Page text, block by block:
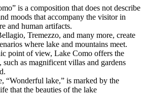
is a composition that does not describe
moods that accompany the visitor in
and human artifacts.
Tremezzo, and many more, create
where lake and mountains meet.
point of view, Lake Como offers the
such as magnificent villas and gardens
“Wonderful lake,” is marked by the
that the beauties of the lake